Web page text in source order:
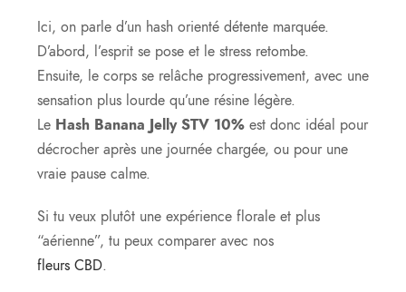
Ici, on parle d’un hash orienté détente marquée.
D’abord, l’esprit se pose et le stress retombe.
Ensuite, le corps se relâche progressivement, avec une
sensation plus lourde qu’une résine légère.
Le Hash Banana Jelly STV 10% est donc idéal pour
décrocher après une journée chargée, ou pour une
vraie pause calme.
Si tu veux plutôt une expérience florale et plus
“aérienne”, tu peux comparer avec nos
fleurs CBD.